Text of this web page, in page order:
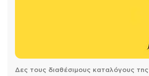
Δες τους διαθέσιμους καταλόγους της